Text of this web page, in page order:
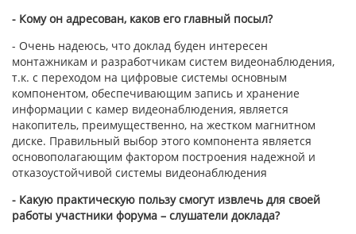
- Кому он адресован, каков его главный посыл?
- Очень надеюсь, что доклад буден интересен
монтажникам и разработчикам систем видеонаблюдения,
т.к. с переходом на цифровые системы основным
компонентом, обеспечивающим запись и хранение
информации с камер видеонаблюдения, является
накопитель, преимущественно, на жестком магнитном
диске. Правильный выбор этого компонента является
основополагающим фактором построения надежной и
отказоустойчивой системы видеонаблюдения
- Какую практическую пользу смогут извлечь для своей
работы участники форума – слушатели доклада?